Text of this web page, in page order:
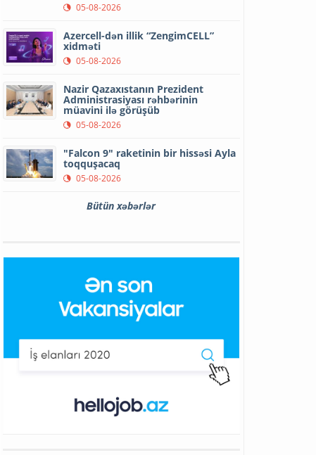
05-08-2026
Azercell-dən illik “ZengimCELL”
xidməti
05-08-2026
Nazir Qazaxıstanın Prezident
Administrasiyası rəhbərinin
müavini ilə görüşüb
05-08-2026
"Falcon 9" raketinin bir hissəsi Ayla
toqquşacaq
05-08-2026
Bütün xəbərlər